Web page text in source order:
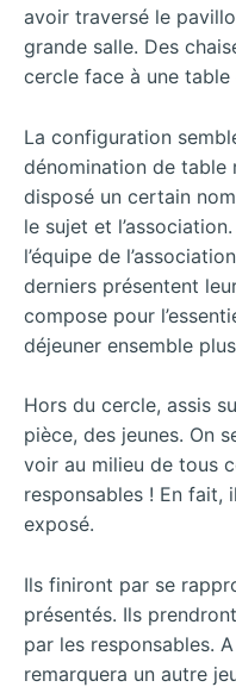
avoir traversé le
grande salle. Des
cercle face à une table
La configuration
dénomination de table
disposé un certain
le sujet et
l’équipe de
derniers présentent
compose pour
déjeuner ensemble
Hors du cercle, assis
pièce, des jeunes. On
voir au milieu de tous
responsables ! En
exposé.
Ils finiront par se
présentés. Ils
par les responsables.
remarquera un autre